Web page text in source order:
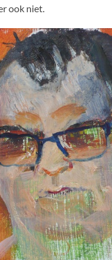
ook niet.